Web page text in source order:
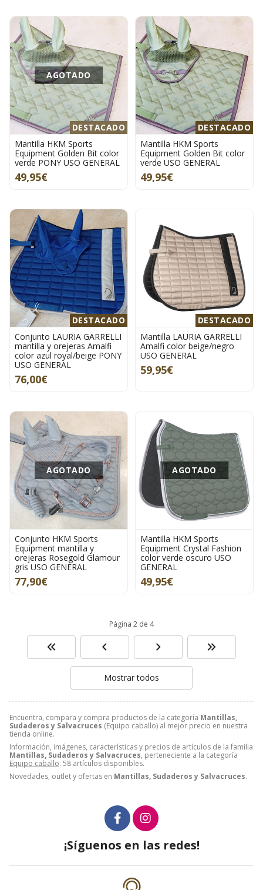
Encuentra, compara y compra productos de la categoría Mantillas,
Sudaderos y Salvacruces (Equipo caballo) al mejor precio en nuestra
tienda online.
Información, imágenes, características y precios de artículos de la familia
Mantillas, Sudaderos y Salvacruces, perteneciente a la categoría
Equipo caballo. 58 artículos disponibles.
Novedades, outlet y ofertas en Mantillas, Sudaderos y Salvacruces.
DESTACADO
AGOTADO
Mantilla HKM Sports
Equipment Golden Bit color
verde PONY USO GENERAL
49,95€
DESTACADO
Mantilla HKM Sports
Equipment Golden Bit color
verde USO GENERAL
49,95€
DESTACADO
Conjunto LAURIA GARRELLI
mantilla y orejeras Amalfi
color azul royal/beige PONY
USO GENERAL
76,00€
DESTACADO
Mantilla LAURIA GARRELLI
Amalfi color beige/negro
USO GENERAL
59,95€
AGOTADO
Conjunto HKM Sports
Equipment mantilla y
orejeras Rosegold Glamour
gris USO GENERAL
77,90€
AGOTADO
Mantilla HKM Sports
Equipment Crystal Fashion
color verde oscuro USO
GENERAL
49,95€
Página 2 de 4
Mostrar todos
¡Síguenos en las redes!